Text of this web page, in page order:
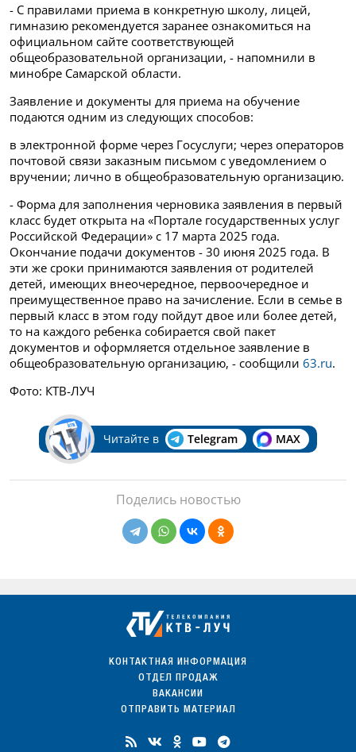
- С правилами приема в конкретную школу, лицей,
гимназию рекомендуется заранее ознакомиться на
официальном сайте соответствующей
общеобразовательной организации, - напомнили в
минобре Самарской области.
Заявление и документы для приема на обучение
подаются одним из следующих способов:
в электронной форме через Госуслуги; через операторов
почтовой связи заказным письмом с уведомлением о
вручении; лично в общеобразовательную организацию.
- Форма для заполнения черновика заявления в первый
класс будет открыта на «Портале государственных услуг
Российской Федерации» с 17 марта 2025 года.
Окончание подачи документов - 30 июня 2025 года. В
эти же сроки принимаются заявления от родителей
детей, имеющих внеочередное, первоочередное и
преимущественное право на зачисление. Если в семье в
первый класс в этом году пойдут двое или более детей,
то на каждого ребенка собирается свой пакет
документов и оформляется отдельное заявление в
общеобразовательную организацию, - сообщили 63.ru.
Фото: КТВ-ЛУЧ
Читайте в Telegram MAX
Поделись новостью
КОНТАКТНАЯ ИНФОРМАЦИЯ
ОТДЕЛ ПРОДАЖ
ВАКАНСИИ
ОТПРАВИТЬ МАТЕРИАЛ